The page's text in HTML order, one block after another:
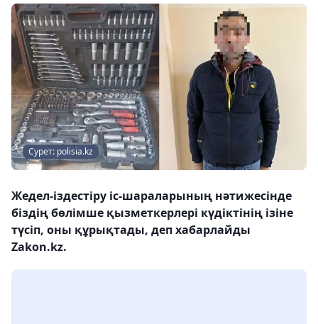
Сурет: polisia.kz
Жедел-іздестіру іс-шараларының нәтижесінде
біздің бөлімше қызметкерлері күдіктінің ізіне
түсіп, оны құрықтады, деп хабарлайды
Zakon.kz.